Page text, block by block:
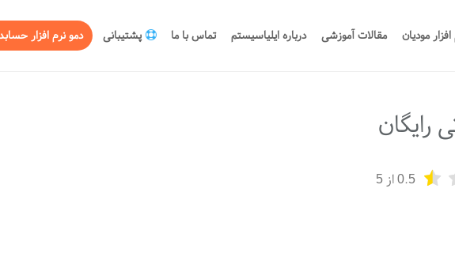
افزار مودیان مقالات آموزشی درباره ایلیاسیستم تماس با ما پشتیبانی دمو نرم افزار
رایگان
0.5از 5